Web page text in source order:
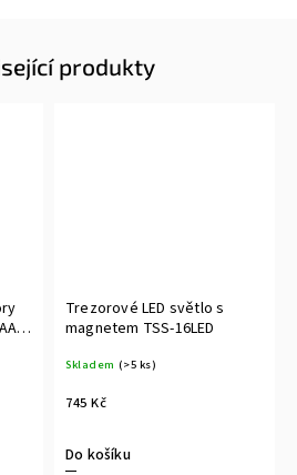
produkty
Trezorové LED světlo s
magnetem TSS-16LED
Skladem (>5 ks)
745 Kč
Do košíku